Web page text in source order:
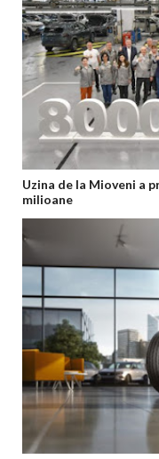
Uzina de la Mioveni a
milioane